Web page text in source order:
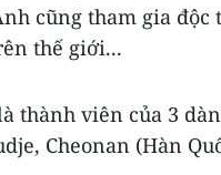
cũng tham gia
thế giới...
thành viên của 3
Cheonan (Hàn